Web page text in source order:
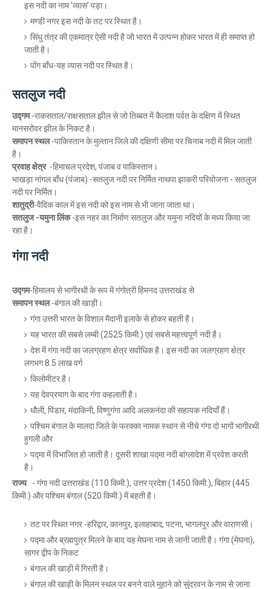
इस नदी का नाम 'व्यास' पड़ा।
मण्डी नगर इस नदी के तट पर स्थित है।
सिंधु तंत्र की एकमात्र ऐसी नदी है जो भारत में उत्पन्न होकर भारत में ही समाप्त हो
जाती है।
पोंग बाँध-यह व्यास नदी पर स्थित है।
सतलुज नदी
उद्गम -राकसताल/राक्षसताल झील से जो तिब्बत में कैलाश पर्वत के दक्षिण में स्थित
मानसरोवर झील के निकट है।
समापन स्थल-पाकिस्तान के मुल्तान जिले की दक्षिणी सीमा पर चिनाब नदी में मिल जाती
है।
प्रवाह क्षेत्र-हिमाचल प्रदेश, पंजाब व पाकिस्तान।
भाखड़ा नांगल बाँध (पंजाब) -सतलुज नदी पर निर्मित नाथपा झाकरी परियोजना - सतलुज
नदी पर निर्मित।
शातुद्री-वैदिक काल में इस नदी को इस नाम से भी जाना जाता था।
सतलुज -यमुना लिंक-इस नहर का निर्माण सतलुज और यमुना नदियों के मध्य किया जा
रहा है।
गंगा नदी
उद्गम-हिमालय से भागीरथी के रूप में गंगोत्री हिमनद उत्तराखंड से
समापन स्थल-बंगाल की खाड़ी।
गंगा उत्तरी भारत के विशाल मैदानी इलाके से होकर बहती है।
यह भारत की सबसे लम्बी (2525 किमी.) एवं सबसे महत्त्वपूर्ण नदी है।
देश में गंगा नदी का जलग्रहण क्षेत्र सर्वाधिक है। इस नदी का जलग्रहण क्षेत्र
लगभग 8.5 लाख वर्ग
किलोमीटर है।
यह देवप्रयाग के बाद गंगा कहलाती है।
धौली, पिंडार, मंदाकिनी, विष्णुगंगा आदि अलकनंदा की सहायक नदियाँ हैं।
पश्चिम बंगाल के मालदा जिले के फरक्का नामक स्थान से नीचे गंगा दो भागों भागीरथी
हुगली और
पद्मा में विभाजित हो जाती है। दूसरी शाखा पद्मा नदी बांग्लादेश में प्रवेश करती
है।
राज्य
- गंगा नदी उत्तराखंड (110 किमी.), उत्तर प्रदेश (1450 किमी.), बिहार (445
किमी.) और पश्चिम बंगाल (520 किमी.) में बहती है।
तट पर स्थित नगर -हरिद्वार, कानपुर, इलाहाबाद, पटना, भागलपुर और वाराणसी।
पद्मा और ब्रह्मपुत्र मिलने के बाद यह मेघना नाम से जानी जाती है। गंगा (मेघना),
सागर द्वीप के निकट
बंगाल की खाड़ी में गिरती है।
बंगाल की खाड़ी के मिलन स्थल पर बनने वाले मुहाने को सुंदरवन के नाम से जाना